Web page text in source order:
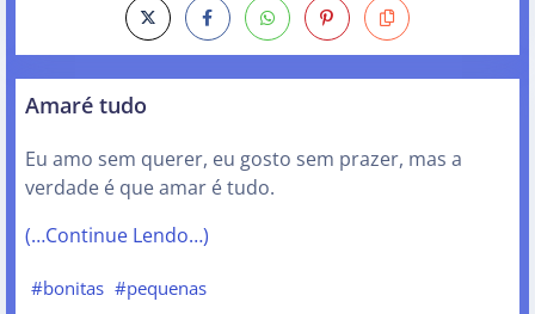
Amaré tudo
Eu amo sem querer, eu gosto sem prazer, mas a
verdade é que amar é tudo.
(…Continue Lendo…)
#bonitas #pequenas